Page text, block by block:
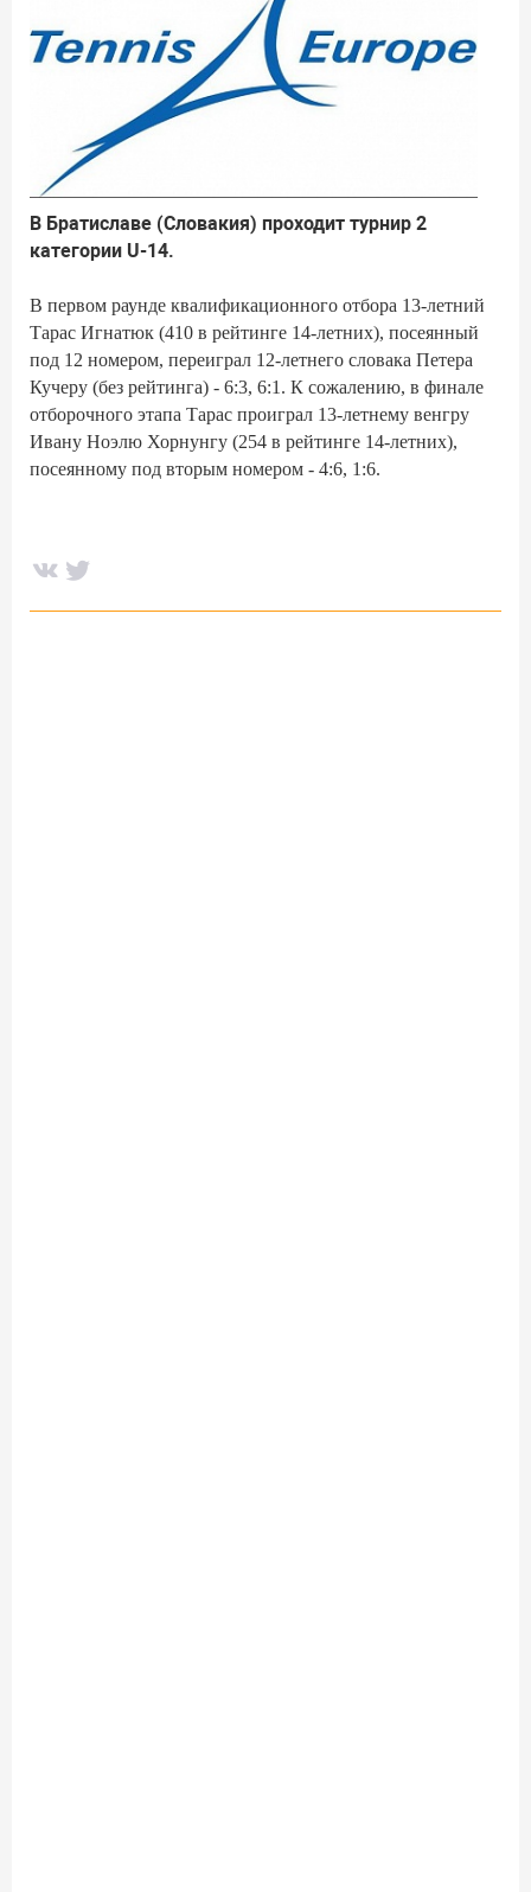
В Братиславе (Словакия) проходит турнир 2
категории U-14.
В первом раунде квалификационного отбора 13-летний
Тарас Игнатюк (410 в рейтинге 14-летних), посеянный
под 12 номером, переиграл 12-летнего словака Петера
Кучеру (без рейтинга) - 6:3, 6:1. К сожалению, в финале
отборочного этапа Тарас проиграл 13-летнему венгру
Ивану Ноэлю Хорнунгу (254 в рейтинге 14-летних),
посеянному под вторым номером - 4:6, 1:6.